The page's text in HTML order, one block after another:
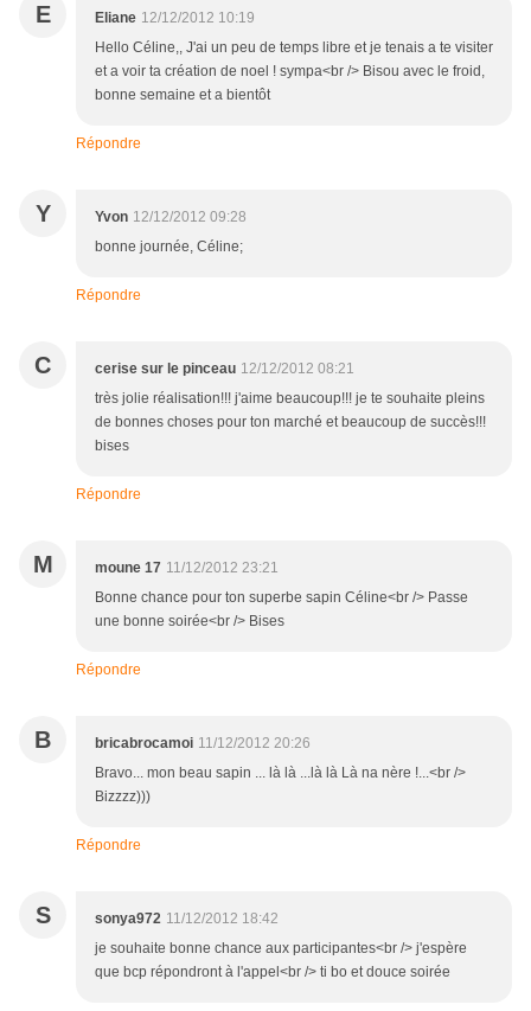
E Eliane 12/12/2012 10:19
Hello Céline,, J'ai un peu de temps libre et je tenais a te visiter
et a voir ta création de noel ! sympa<br /> Bisou avec le froid,
bonne semaine et a bientôt
Répondre
Y Yvon 12/12/2012 09:28
bonne journée, Céline;
Répondre
C cerise sur le pinceau 12/12/2012 08:21
très jolie réalisation!!! j'aime beaucoup!!! je te souhaite pleins
de bonnes choses pour ton marché et beaucoup de succès!!!
bises
Répondre
M moune 17 11/12/2012 23:21
Bonne chance pour ton superbe sapin Céline<br /> Passe
une bonne soirée<br /> Bises
Répondre
B bricabrocamoi 11/12/2012 20:26
Bravo... mon beau sapin ... là là ...là là Là na nère !...<br />
Bizzzz)))
Répondre
S sonya972 11/12/2012 18:42
je souhaite bonne chance aux participantes<br /> j'espère
que bcp répondront à l'appel<br /> ti bo et douce soirée